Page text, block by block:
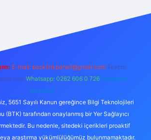
E-mail: backlinkpaneli@gmail.com Teams:
Whatsapp: 0262 606 0 726 Telegram:
@karabul
5651 Sayılı Kanun gereğince Bilgi Teknolojileri
(BTK) tarafından onaylanmış bir Yer Sağlayıcı
Bu nedenle, sitedeki içerikleri proaktif
araştırma yükümlülüğümüz bulunmamaktadır.